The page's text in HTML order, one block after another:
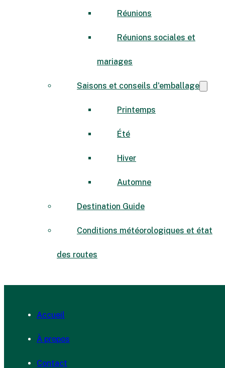
Réunions
Réunions sociales et
mariages
Saisons et conseils d'emballage
Printemps
Été
Hiver
Automne
Destination Guide
Conditions météorologiques et état
des routes
Accueil
À propos
Contact